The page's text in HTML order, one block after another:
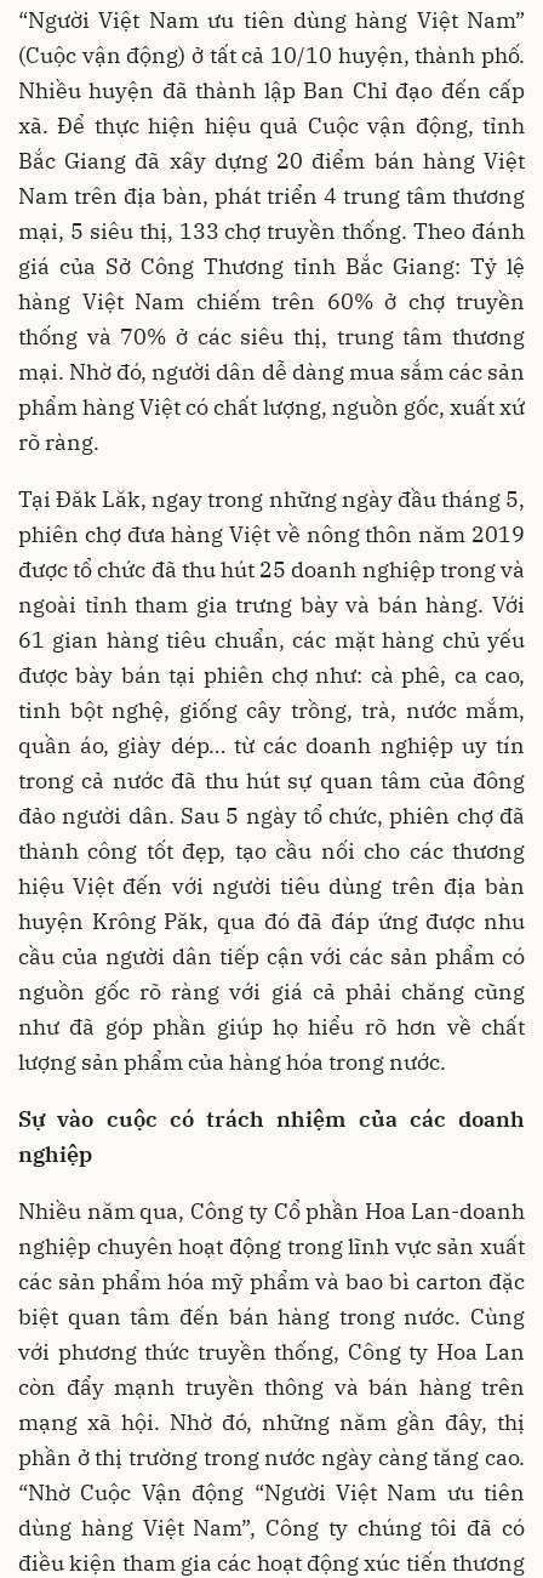
“Người Việt Nam ưu tiên dùng hàng Việt Nam”
(Cuộc vận động) ở tất cả 10/10 huyện, thành phố.
Nhiều huyện đã thành lập Ban Chỉ đạo đến cấp
xã. Để thực hiện hiệu quả Cuộc vận động, tỉnh
Bắc Giang đã xây dựng 20 điểm bán hàng Việt
Nam trên địa bàn, phát triển 4 trung tâm thương
mại, 5 siêu thị, 133 chợ truyền thống. Theo đánh
giá của Sở Công Thương tỉnh Bắc Giang: Tỷ lệ
hàng Việt Nam chiếm trên 60% ở chợ truyền
thống và 70% ở các siêu thị, trung tâm thương
mại. Nhờ đó, người dân dễ dàng mua sắm các sản
phẩm hàng Việt có chất lượng, nguồn gốc, xuất xứ
rõ ràng.
Tại Đăk Lăk, ngay trong những ngày đầu tháng 5,
phiên chợ đưa hàng Việt về nông thôn năm 2019
được tổ chức đã thu hút 25 doanh nghiệp trong và
ngoài tỉnh tham gia trưng bày và bán hàng. Với
61 gian hàng tiêu chuẩn, các mặt hàng chủ yếu
được bày bán tại phiên chợ như: cà phê, ca cao,
tinh bột nghệ, giống cây trồng, trà, nước mắm,
quần áo, giày dép… từ các doanh nghiệp uy tín
trong cả nước đã thu hút sự quan tâm của đông
đảo người dân. Sau 5 ngày tổ chức, phiên chợ đã
thành công tốt đẹp, tạo cầu nối cho các thương
hiệu Việt đến với người tiêu dùng trên địa bàn
huyện Krông Păk, qua đó đã đáp ứng được nhu
cầu của người dân tiếp cận với các sản phẩm có
nguồn gốc rõ ràng với giá cả phải chăng cũng
như đã góp phần giúp họ hiểu rõ hơn về chất
lượng sản phẩm của hàng hóa trong nước.
Sự vào cuộc có trách nhiệm của các doanh
nghiệp
Nhiều năm qua, Công ty Cổ phần Hoa Lan-doanh
nghiệp chuyên hoạt động trong lĩnh vực sản xuất
các sản phẩm hóa mỹ phẩm và bao bì carton đặc
biệt quan tâm đến bán hàng trong nước. Cùng
với phương thức truyền thống, Công ty Hoa Lan
còn đẩy mạnh truyền thông và bán hàng trên
mạng xã hội. Nhờ đó, những năm gần đây, thị
phần ở thị trường trong nước ngày càng tăng cao.
“Nhờ Cuộc Vận động “Người Việt Nam ưu tiên
dùng hàng Việt Nam”, Công ty chúng tôi đã có
điều kiện tham gia các hoạt động xúc tiến thương